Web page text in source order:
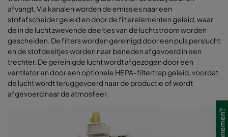
afvangt. Via kanalen worden de emissies naar een
stofafscheider geleid en door de filterelementen geleid, waar
de in de lucht zwevende deeltjes van de luchtstroom worden
gescheiden. De filters worden gereinigd door een puls perslucht
en de stofdeeltjes worden naar beneden afgevoerd in een
trechter. De gereinigde lucht wordt afgezogen door een
ventilator en door een optionele HEPA-filtertrap geleid, voordat
de lucht wordt teruggevoerd naar de productie of wordt
afgevoerd naar de atmosfeer.